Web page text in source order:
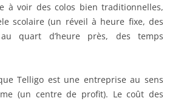
à voir des colos bien traditionnelles,
scolaire (un réveil à heure fixe, des
au quart d’heure près, des temps
Telligo est une entreprise au sens
(un centre de profit). Le coût des